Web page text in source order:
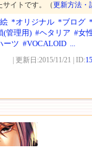
イトです。（更新方法・
*オリジナル *ブログ *
(管理用) #ヘタリア #女
ーツ #VOCALOID ...
| 更新日:2015/11/21 | ID: